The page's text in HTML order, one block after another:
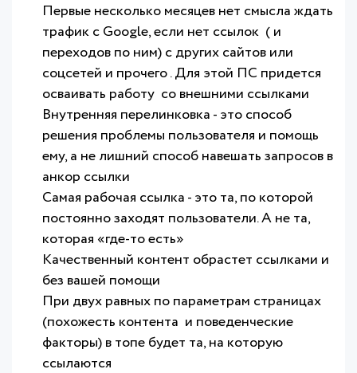
Первые несколько месяцев нет смысла ждать
трафик с Google, если нет ссылок ( и
переходов по ним) с других сайтов или
соцсетей и прочего . Для этой ПС придется
осваивать работу со внешними ссылками
Внутренняя перелинковка - это способ
решения проблемы пользователя и помощь
ему, а не лишний способ навешать запросов в
анкор ссылки
Самая рабочая ссылка - это та, по которой
постоянно заходят пользователи. А не та,
которая «где-то есть»
Качественный контент обрастет ссылками и
без вашей помощи
При двух равных по параметрам страницах
(похожесть контента и поведенческие
факторы) в топе будет та, на которую
ссылаются